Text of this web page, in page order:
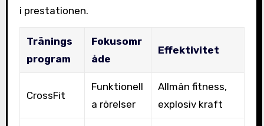
i prestationen.
Tränings
program
Fokusomr
åde
Effektivitet
CrossFit
Funktionell
a rörelser
Allmän fitness,
explosiv kraft